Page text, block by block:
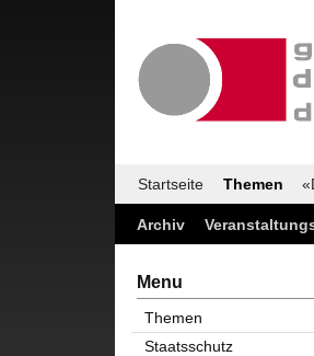
Startseite Themen
Archiv
Menu
Themen
Staatsschutz